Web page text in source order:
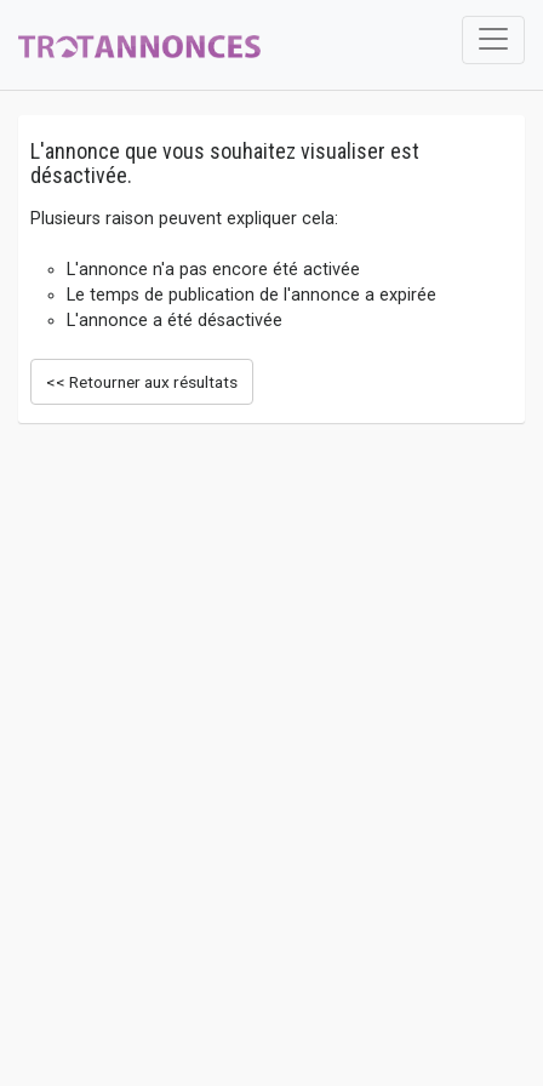
L'annonce que vous souhaitez visualiser est
désactivée.
Plusieurs raison peuvent expliquer cela:
L'annonce n'a pas encore été activée
Le temps de publication de l'annonce a expirée
L'annonce a été désactivée
<< Retourner aux résultats